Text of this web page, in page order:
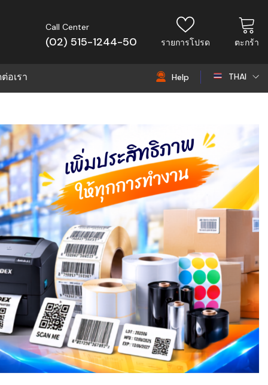
Call Center
(02) 515-1244-50 รายการโปรด ตะกร้า
อเรา Help THAI
EN